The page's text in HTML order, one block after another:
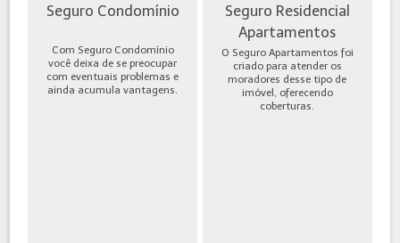
Seguro Condomínio
Com Seguro Condomínio
você deixa de se preocupar
com eventuais problemas e
ainda acumula vantagens.
Seguro Residencial
Apartamentos
O Seguro Apartamentos foi
criado para atender os
moradores desse tipo de
imóvel, oferecendo
coberturas.